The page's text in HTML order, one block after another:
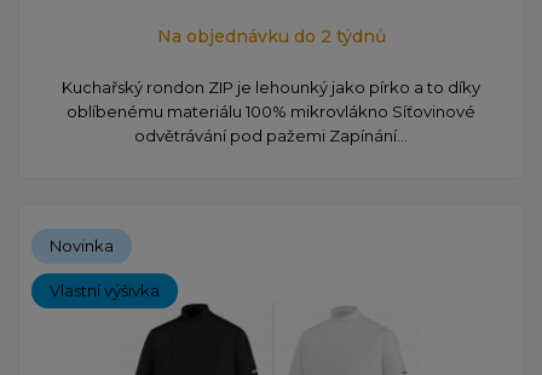
Na objednávku do 2 týdnů
​Kuchařský rondon ZIP je lehounký jako pírko a to díky
oblíbenému materiálu 100% mikrovlákno Síťovinové
odvětrávání pod pažemi Zapínání...
Novinka
Vlastní výšivka